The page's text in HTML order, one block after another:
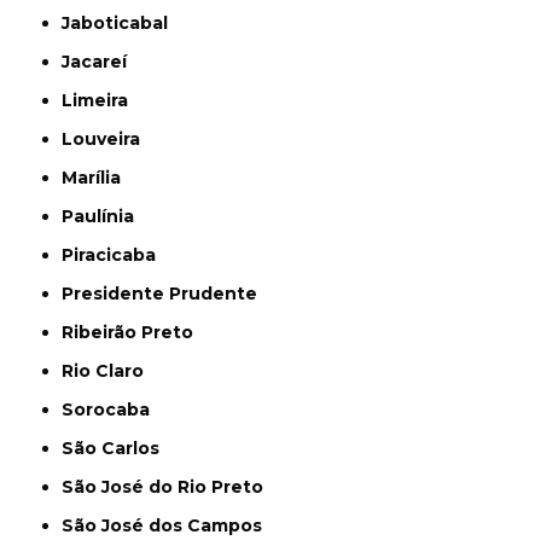
Jaboticabal
Jacareí
Limeira
Louveira
Marília
Paulínia
Piracicaba
Presidente Prudente
Ribeirão Preto
Rio Claro
Sorocaba
São Carlos
São José do Rio Preto
São José dos Campos